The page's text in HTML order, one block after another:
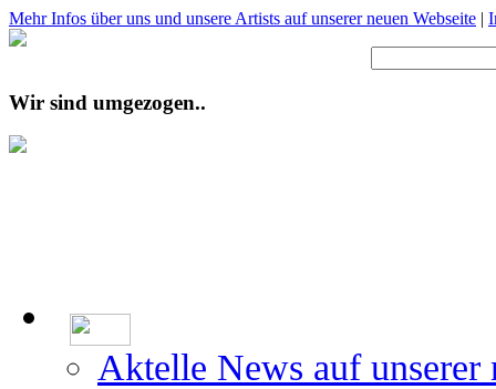
Mehr Infos über uns und unsere Artists auf unserer neuen Webseite |
Wir sind umgezogen..
Aktelle News auf unserer